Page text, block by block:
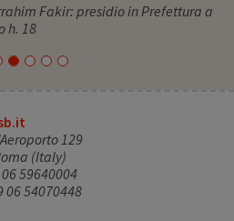
Fakir: presidio in Prefettura a
h. 18
129
(Italy)
59640004
06 54070448